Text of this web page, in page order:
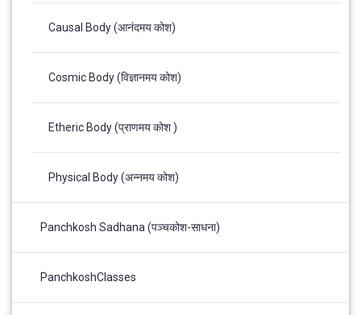
Causal Body (आनंदमय कोश)
Cosmic Body (विज्ञानमय कोश)
Etheric Body (प्राणमय कोश )
Physical Body (अन्नमय कोश)
Panchkosh Sadhana (पञ्चकोश-साधना)
PanchkoshClasses